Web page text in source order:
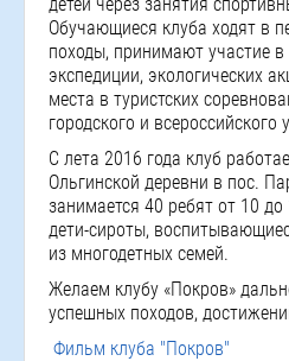
Обучающиеся клуба ходят в
походы, принимают участие в
экспедиции, экологических
места в туристских
городского и всероссийского
С лета 2016 года клуб
Ольгинской деревни в пос.
занимается 40 ребят от 10 до
дети-сироты,
из многодетных семей.
Желаем клубу «Покров»
успешных походов,
Фильм клуба "Покров"